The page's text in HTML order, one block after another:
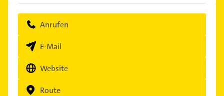
Anrufen
E-Mail
Website
Route